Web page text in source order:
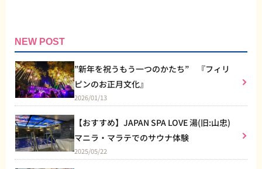
NEW POST
”新年を祝うもう一つのかたち” 『フィリ
ピンのお正月文化』
2026/01/13
【おすすめ】JAPAN SPA LOVE 湯(旧:山忠)
マニラ・マラテでのサウナ体験
2025/05/22